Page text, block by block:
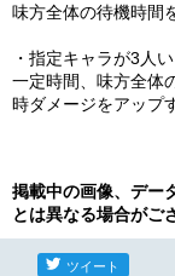
味方全体の待機時間
・指定キャラが3人
一定時間、味方全体
時ダメージをアップ
掲載中の画像、デー
とは異なる場合がご
ツイート